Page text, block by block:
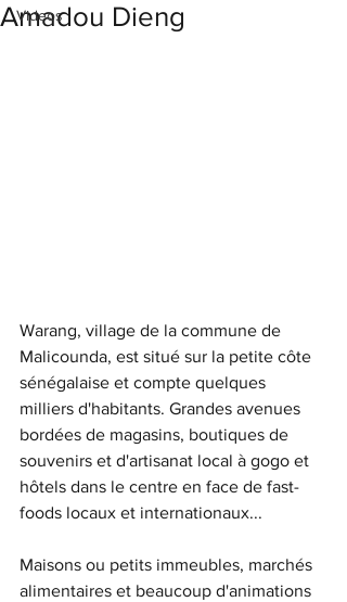
Videos
Amadou Dieng
Warang, village de la commune de
Malicounda, est situé sur la petite côte
sénégalaise et compte quelques
milliers d'habitants. Grandes avenues
bordées de magasins, boutiques de
souvenirs et d'artisanat local à gogo et
hôtels dans le centre en face de fast-
foods locaux et internationaux...
Maisons ou petits immeubles, marchés
alimentaires et beaucoup d'animations